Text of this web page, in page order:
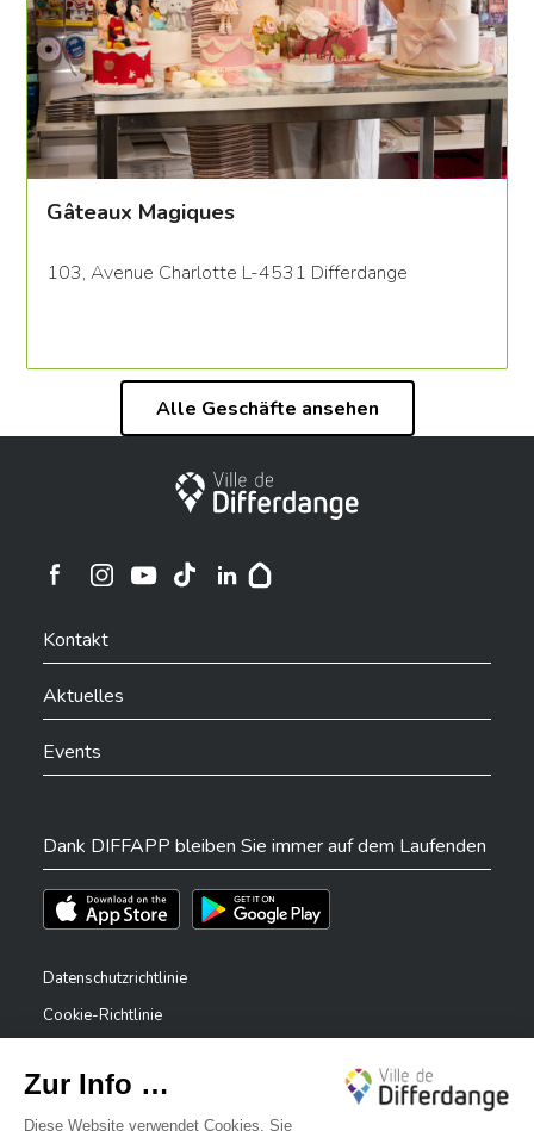
Gâteaux Magiques
103, Avenue Charlotte L-4531 Differdange
Alle Geschäfte ansehen
Stadt Differdingen
Ville de Differdange sur Instagram
Kontakt
Aktuelles
Events
Dank DIFFAPP bleiben Sie immer auf dem Laufenden
Téléchargez l'app sur l'App StoreTéléchargez l'app sur Play Store
Datenschutzrichtlinie
Cookie-Richtlinie
Erklärung zur Barrierefreiheit
Meldesystem – Whistleblower
✕